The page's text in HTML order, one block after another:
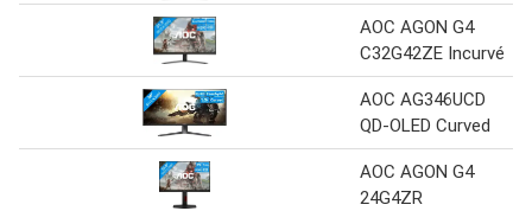
AOC AGON G4
C32G42ZE Incurvé
AOC AG346UCD
QD-OLED Curved
AOC AGON G4
24G4ZR